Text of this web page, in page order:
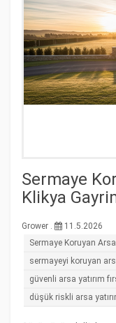
Sermaye
Klikya
Grower .
11.5.2026
Sermaye Koruyan Arsa
sermayeyi koruyan
güvenli arsa yatırım
düşük riskli arsa